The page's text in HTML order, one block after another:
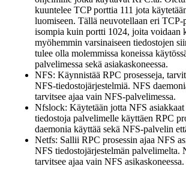
kuuntelee TCP porttia 111 jota
luomiseen. Tällä neuvotellaan eri TCP-
isompia kuin portti 1024, joita voidaan
myöhemmin varsinaiseen tiedostojen
tulee olla molemmissa koneissa
palvelimessa sekä asiakaskoneessa.
NFS: Käynnistää RPC prosesseja,
NFS-tiedostojärjestelmiä. NFS
tarvitsee ajaa vain NFS-palvelimessa.
Nfslock: Käytetään jotta NFS
tiedostoja palvelimelle käyttäen RPC
daemonia käyttää sekä NFS-palvelin
Netfs: Sallii RPC prosessin ajaa NFS
NFS tiedostojärjestelmän palvelimelta.
tarvitsee ajaa vain NFS asikaskoneessa.